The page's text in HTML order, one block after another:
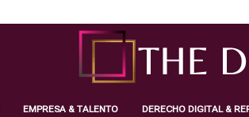
EMPRESA & TALENTO DERECHO DIGITAL &